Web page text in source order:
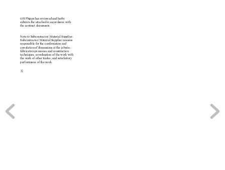
GH Phipps has reviewed and herby
submits the attached in accordance with
the contract documents.
Note to Subcontractor/ Material Supplier:
Subcontractor/ Material Supplier remains
responsible for the confirmation and
correlation of dimensions at the jobsite;
fabrication processes and construction
techniques; coordination of the work with
the work of other trades; and satisfactory
performance of the work.
X